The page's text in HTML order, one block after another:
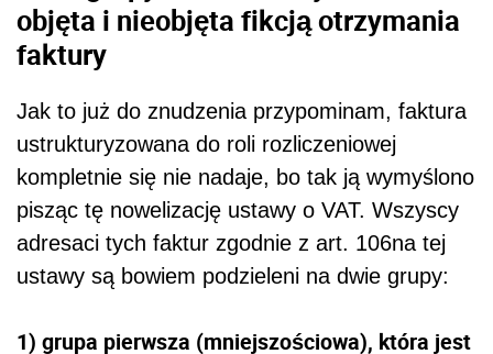
objęta i nieobjęta fikcją otrzymania
faktury
Jak to już do znudzenia przypominam, faktura
ustrukturyzowana do roli rozliczeniowej
kompletnie się nie nadaje, bo tak ją wymyślono
pisząc tę nowelizację ustawy o VAT. Wszyscy
adresaci tych faktur zgodnie z art. 106na tej
ustawy są bowiem podzieleni na dwie grupy:
1) grupa pierwsza (mniejszościowa), która jest